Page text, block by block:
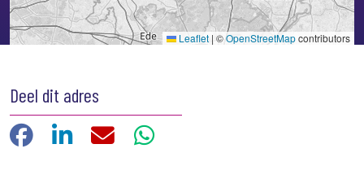
Leaflet | ©OpenStreetMapcontributors
Deel dit adres
FacebookLinkedIn E-mailWhatsApp